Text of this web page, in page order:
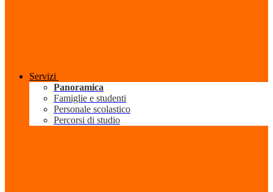
Servizi
Panoramica
Famiglie e studenti
Personale scolastico
Percorsi di studio